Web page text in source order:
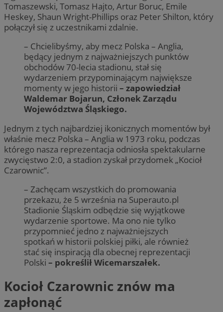
Tomaszewski, Tomasz Hajto, Artur Boruc, Emile
Heskey, Shaun Wright-Phillips oraz Peter Shilton, który
połączył się z uczestnikami zdalnie.
– Chcielibyśmy, aby mecz Polska – Anglia,
będący jednym z najważniejszych punktów
obchodów 70-lecia stadionu, stał się
wydarzeniem przypominającym największe
momenty w jego historii – zapowiedział
Waldemar Bojarun, Członek Zarządu
Województwa Śląskiego.
Jednym z tych najbardziej ikonicznych momentów był
właśnie mecz Polska – Anglia w 1973 roku, podczas
którego nasza reprezentacja odniosła spektakularne
zwycięstwo 2:0, a stadion zyskał przydomek „Kocioł
Czarownic”.
– Zachęcam wszystkich do promowania
przekazu, że 5 września na Superauto.pl
Stadionie Śląskim odbędzie się wyjątkowe
wydarzenie sportowe. Ma ono nie tylko
przypomnieć jedno z najważniejszych
spotkań w historii polskiej piłki, ale również
stać się inspiracją dla obecnej reprezentacji
Polski – pokreślił Wicemarszałek.
Kocioł Czarownic znów ma
zapłonąć